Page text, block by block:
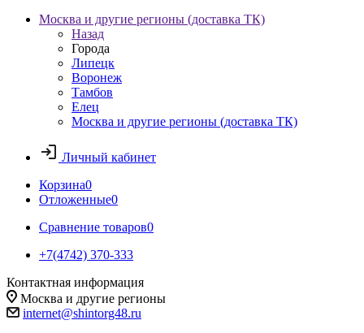
Москва и другие регионы (доставка ТК)
Назад
Города
Липецк
Воронеж
Тамбов
Елец
Москва и другие регионы (доставка ТК)
Личный кабинет
Корзина0
Отложенные0
Сравнение товаров0
+7(4742) 370-333
Контактная информация
Москва и другие регионы
internet@shintorg48.ru